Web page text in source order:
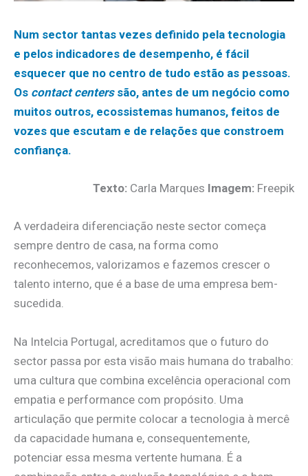
Num sector tantas vezes definido pela tecnologia
e pelos indicadores de desempenho, é fácil
esquecer que no centro de tudo estão as pessoas.
Os contact centerssão, antes de um negócio como
muitos outros, ecossistemas humanos, feitos de
vozes que escutam e de relações que constroem
confiança.
Texto: Carla Marques Imagem: Freepik
A verdadeira diferenciação neste sector começa
sempre dentro de casa, na forma como
reconhecemos, valorizamos e fazemos crescer o
talento interno, que é a base de uma empresa bem-
sucedida.
Na Intelcia Portugal, acreditamos que o futuro do
sector passa por esta visão mais humana do trabalho:
uma cultura que combina excelência operacional com
empatia e performance com propósito. Uma
articulação que permite colocar a tecnologia à mercê
da capacidade humana e, consequentemente,
potenciar essa mesma vertente humana. É a